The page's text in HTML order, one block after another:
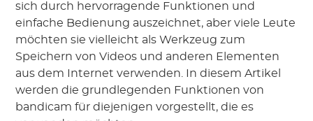
sich durch hervorragende Funktionen und
einfache Bedienung auszeichnet, aber viele Leute
möchten sie vielleicht als Werkzeug zum
Speichern von Videos und anderen Elementen
aus dem Internet verwenden. In diesem Artikel
werden die grundlegenden Funktionen von
bandicam für diejenigen vorgestellt, die es